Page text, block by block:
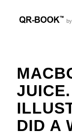
DID A